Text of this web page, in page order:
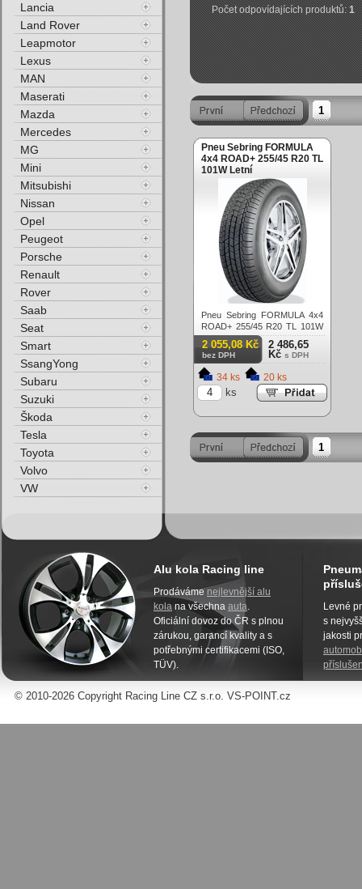
Počet odpovídajících produktů:1
1
Pneu Sebring FORMULA
4x4 ROAD+ 255/45 R20 TL
101W Letní
Pneu Sebring FORMULA 4x4
ROAD+ 255/45 R20 TL 101W
Letní
2 055,08 Kč
bez DPH
2 486,65
Kč s DPH
34 ks 20 ks
ks
1
Lancia
Land Rover
Leapmotor
Lexus
MAN
Maserati
Mazda
Mercedes
MG
Mini
Mitsubishi
Nissan
Opel
Peugeot
Porsche
Renault
Rover
Saab
Seat
Smart
SsangYong
Subaru
Suzuki
Škoda
Tesla
Toyota
Volvo
VW
Alu kola Racing line
Prodáváme nejlevnější alu
kola na všechna auta.
Oficiální dovoz do ČR s plnou
zárukou, garancí kvality a s
potřebnými certifikacemi (ISO,
TÜV).
Levné
s
jakosti
© 2010-2026 Copyright Racing Line CZ s.r.o. VS-POINT.cz